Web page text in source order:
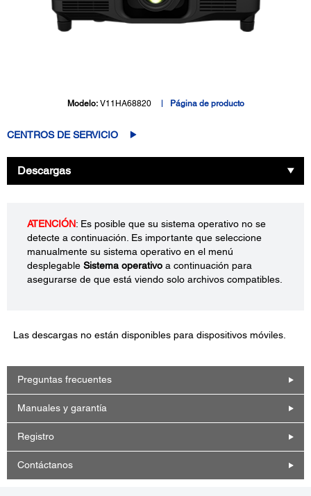
Modelo: V11HA68820 Página de producto
CENTROS DE SERVICIO
Descargas
ATENCIÓN: Es posible que su sistema operativo no se
detecte a continuación. Es importante que seleccione
manualmente su sistema operativo en el menú
desplegable Sistema operativo a continuación para
asegurarse de que está viendo solo archivos compatibles.
Las descargas no están disponibles para dispositivos móviles.
Preguntas frecuentes
Manuales y garantía
Registro
Contáctanos